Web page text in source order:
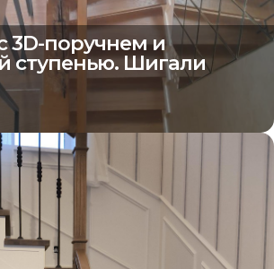
3D-поручнем и
ступенью. Шигали